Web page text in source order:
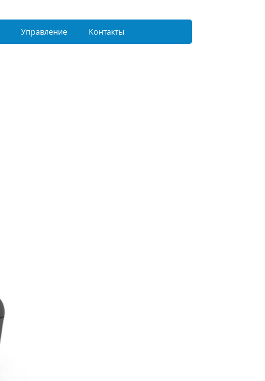
Управление Контакты